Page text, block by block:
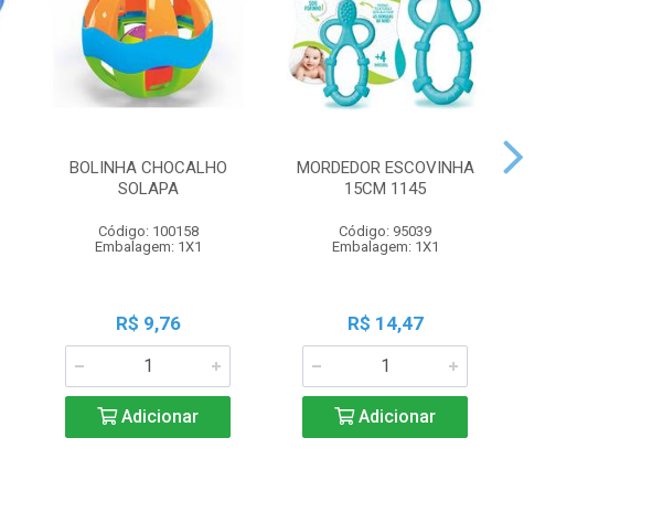
BOLINHA CHOCALHO
SOLAPA
Código: 100158
Embalagem: 1X1
R$ 9,76
Adicionar
MORDEDOR ESCOVINHA
15CM 1145
Código: 95039
Embalagem: 1X1
R$ 14,47
Adicionar